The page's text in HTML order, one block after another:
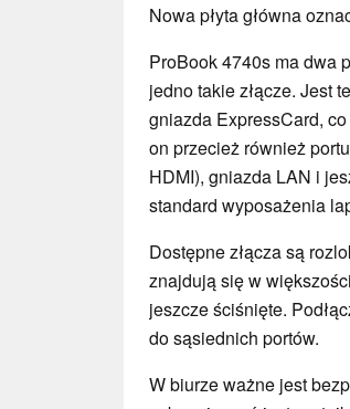
Nowa płyta główna
ProBook 4740s ma dwa
jedno takie złącze. Jest
gniazda ExpressCard,
on przecież również
HDMI), gniazda LAN i
standard wyposażenia
Dostępne złącza są
znajdują się w
jeszcze ściśnięte.
do sąsiednich portów.
W biurze ważne jest